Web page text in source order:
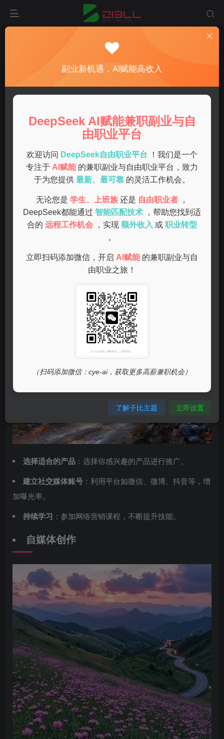
最强副业项目推荐，助你轻松赚取额外收入！
关注 私信
在现代社会中，很多人希望通过副业来增加收入，提升生活
质量。无论是为了改善经济状况，还是为了追求兴趣，选择
合适的副业项目都至关重要。本文将为你推荐一些最强的副
业项目，帮助你在繁忙的工作之余，轻松赚取额外收入。
网络营销副业
随着互联网的发展，网络营销已成为一种热门的副业选择。
无论是通过社交媒体推广产品，还是经营自己的网店，网络
营销都能够为你带来可观的收益。通过学习基本的营销技
巧，你可以轻松上手，利用空闲时间进行推广。
如何开始网络营销？
选择适合的产品 ：选择你感兴趣的产品进行推广。
建立社交媒体账号 ：利用平台如微信、微博、抖音等，增
加曝光率。
持续学习 ：参加网络营销课程，不断提升技能。
自媒体创作
副业新机遇，AI赋能高收入
DeepSeek AI赋能兼职副业与自
由职业平台
欢迎访问 DeepSeek自由职业平台
！我们是一个
专注于 AI赋能 的兼职副业与自由职业平台，致力
于为您提供 最新、最可靠 的灵活工作机会。
无论您是 学生、上班族 还是 自由职业者
，
DeepSeek都能通过 智能匹配技术
，帮助您找到适
合的 远程工作机会 ，实现 额外收入 或 职业转型
。
立即扫码添加微信，开启 AI赋能 的兼职副业与自
由职业之旅！
（扫码添加微信：cye-ai，获取更多高薪兼职机会）
了解子比主题 立即设置